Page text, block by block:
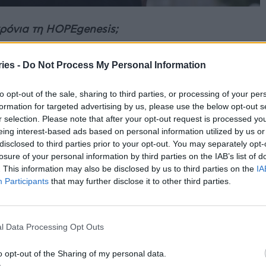
- Do Not Process My Personal Information
opt-out of the sale, sharing to third parties, or processing of your
for targeted advertising by us, please use the below opt-out
selection. Please note that after your opt-out request is processed
interest-based ads based on personal information utilized by us
to third parties prior to your opt-out. You may separately
of your personal information by third parties on the IAB’s list of
This information may also be disclosed by us to third parties on the
Participants that may further disclose it to other third parties.
Data Processing Opt Outs
opt-out of the Sharing of my personal data.
τη HOPEgenesis;
για όλους μας, γεμάτη προκλήσεις λόγω της
του 2020, της ανασφάλειας τόσο στην
ζωή της χώρας μας.
έπιασε τους στόχους της και δημιούργησε
μέσα στο 2022 και επομένως, συμβολή
στη χώρα μας και στη στήριξη της
σταθμούς στις απομακρυσμένες περιοχές;
αποτελεί το εύλογο επόμενο βήμα του
της δράσης μας την τελευταία τριετία, το
εγκυμοσύνης και τοκετού των εγκύων είχε